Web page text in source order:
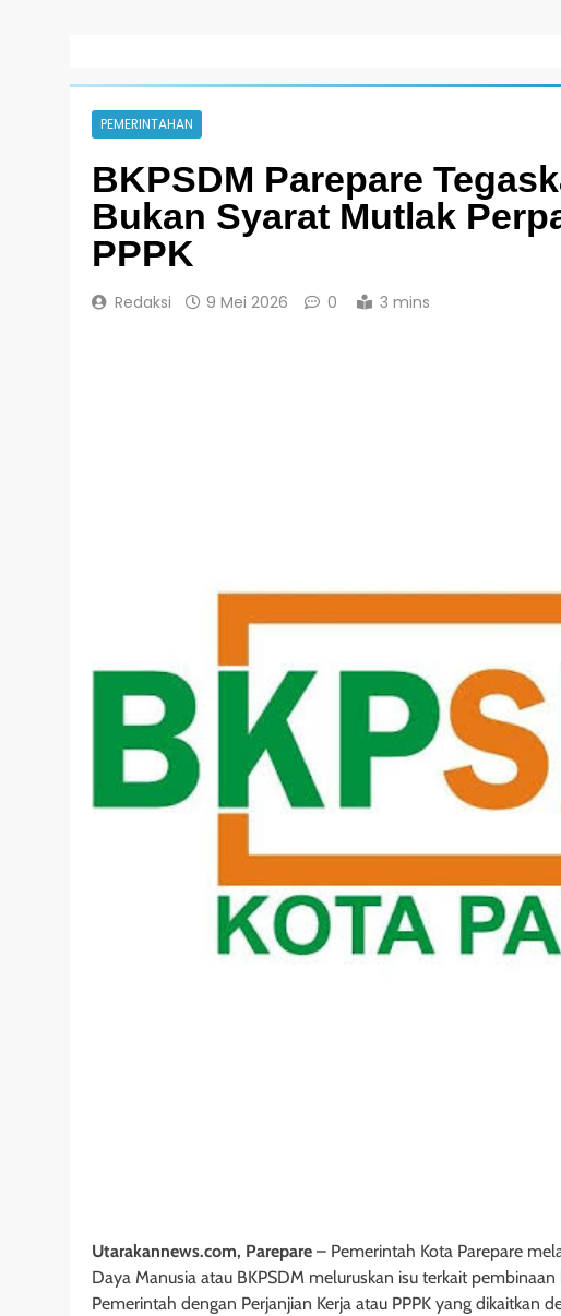
PEMERINTAHAN
BKPSDM Parepare
Bukan Syarat Mutlak
PPPK
Redaksi 9 Mei 2026 0 3 mins
Utarakannews.com, Parepare – Pemerintah Kota Parepare
Daya Manusia atau BKPSDM meluruskan isu terkait
Pemerintah dengan Perjanjian Kerja atau PPPK yang dikaitkan